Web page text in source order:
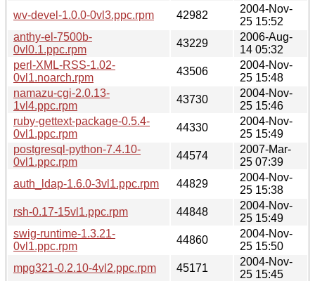
wv-devel-1.0.0-0vl3.ppc.rpm
42982
2004-Nov-
25 15:52
anthy-el-7500b-
0vl0.1.ppc.rpm
43229
2006-Aug-
14 05:32
perl-XML-RSS-1.02-
0vl1.noarch.rpm
43506
2004-Nov-
25 15:48
namazu-cgi-2.0.13-
1vl4.ppc.rpm
43730
2004-Nov-
25 15:46
ruby-gettext-package-0.5.4-
0vl1.ppc.rpm
44330
2004-Nov-
25 15:49
postgresql-python-7.4.10-
0vl1.ppc.rpm
44574
2007-Mar-
25 07:39
auth_ldap-1.6.0-3vl1.ppc.rpm
44829
2004-Nov-
25 15:38
rsh-0.17-15vl1.ppc.rpm
44848
2004-Nov-
25 15:49
swig-runtime-1.3.21-
0vl1.ppc.rpm
44860
2004-Nov-
25 15:50
mpg321-0.2.10-4vl2.ppc.rpm
45171
2004-Nov-
25 15:45